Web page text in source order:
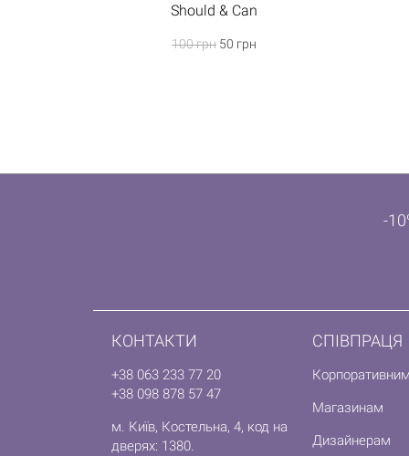
Should & Can
100 грн 50 грн
-
КОНТАКТИ
+38 063 233 77 20
+38 098 878 57 47
м. Київ, Костельна, 4, код на
дверях: 1380.
СПІВПРАЦЯ
Магазинам
Дизайнерам